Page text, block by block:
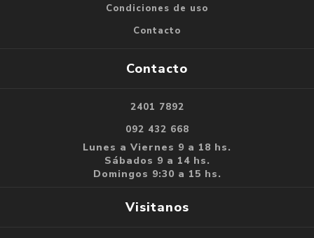
Condiciones de uso
Contacto
Contacto
2401 7892
092 432 668
Lunes a Viernes 9 a 18 hs.
Sábados 9 a 14 hs.
Domingos 9:30 a 15 hs.
Visitanos